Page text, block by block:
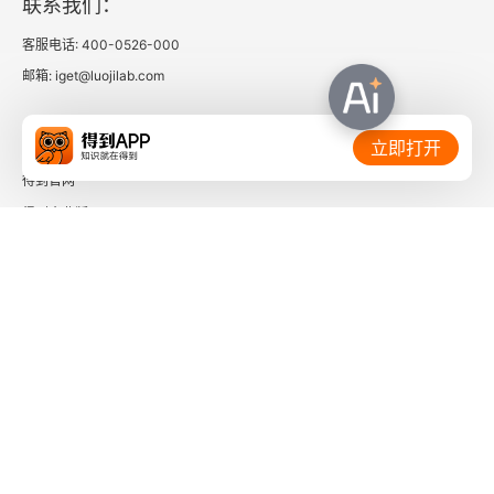
第四节 日伪对京沪杭金融、税收和贸易的侵害
一、日本对京沪杭金融的侵害
二、日本对京沪杭海关和财税的劫占
三、日据时期京沪杭贸易的衰变
联系我们：
客服电话: 400-0526-000
邮箱: iget@luojilab.com
相关链接：
得到官网
立即打开